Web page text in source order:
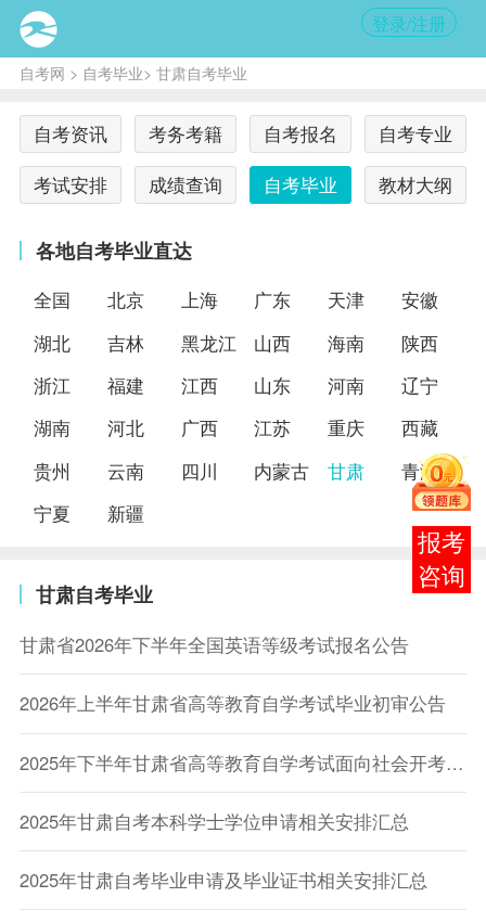
登录/注册
自考网 > 自考毕业> 甘肃自考毕业
自考资讯 考务考籍 自考报名
自考专业
考试安排
成绩查询 自考毕业 教材大纲
各地自考毕业直达
全国 北京 上海 广东 天津
安徽
湖北
吉林 黑龙江 山西 海南
陕西
浙江
福建 江西 山东 河南
辽宁
湖南
河北 广西 江苏 重庆
西藏
贵州
云南 四川 内蒙古 甘肃
青海
宁夏
新疆
甘肃自考毕业
甘肃省2026年下半年全国英语等级考试报名公告
2026年上半年甘肃省高等教育自学考试毕业初审公告
2025年下半年甘肃省高等教育自学考试面向社会开考专业毕业初审公告
2025年甘肃自考本科学士学位申请相关安排汇总
2025年甘肃自考毕业申请及毕业证书相关安排汇总
在线
客服